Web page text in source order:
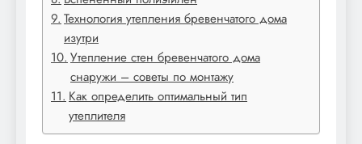
Технология утепления бревенчатого дома
изутри
Утепление стен бревенчатого дома
снаружи – советы по монтажу
Как определить оптимальный тип
утеплителя